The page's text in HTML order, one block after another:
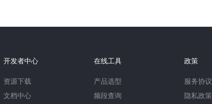
开发者中心
资源下载
文档中心
在线工具
产品选型
频段查询
政策
服务协议
隐私政策